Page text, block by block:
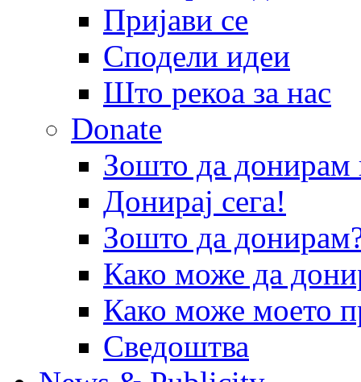
Пријави се
Сподели идеи
Што рекоа за нас
Donate
Зошто да
Донирај сега!
Зошто да
Како може да
Како може моето
Сведоштва